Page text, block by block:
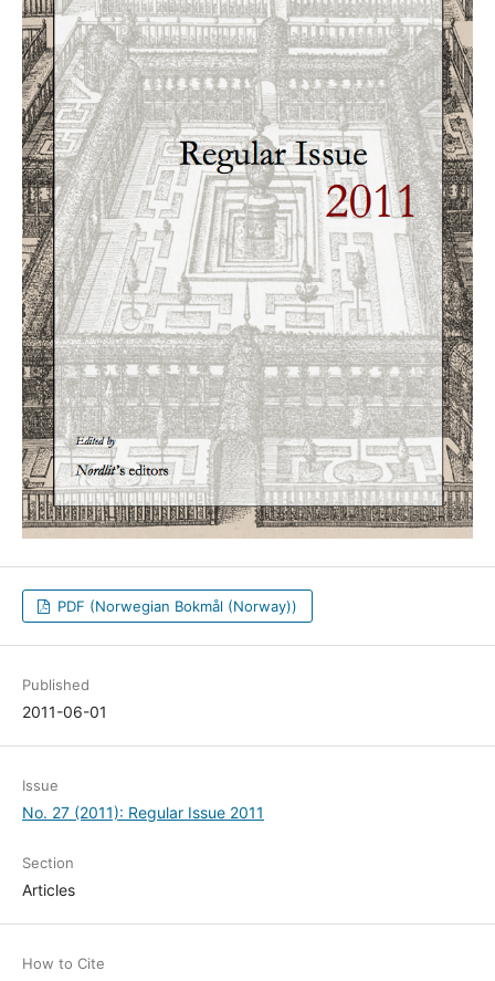
PDF (Norwegian Bokmål (Norway))
Published
2011-06-01
Issue
No. 27 (2011): Regular Issue 2011
Section
Articles
How to Cite